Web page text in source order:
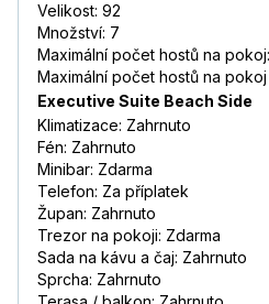
Velikost: 92
Množství: 7
Maximální počet hostů na
Maximální počet hostů na
Executive Suite Beach Side
Klimatizace: Zahrnuto
Fén: Zahrnuto
Minibar: Zdarma
Telefon: Za příplatek
Župan: Zahrnuto
Trezor na pokoji: Zdarma
Sada na kávu a čaj: Zahrnuto
Sprcha: Zahrnuto